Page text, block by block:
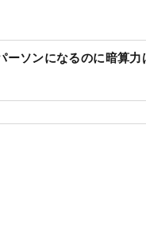
ーソンになるのに暗算力